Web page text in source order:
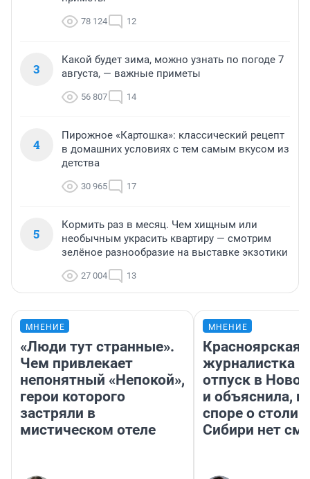
78 124 12
3
Какой будет зима, можно узнать по погоде 7
августа, — важные приметы
56 807 14
4
Пирожное «Картошка»: классический рецепт
в домашних условиях с тем самым вкусом из
детства
30 965 17
5
Кормить раз в месяц. Чем хищным или
необычным украсить квартиру — смотрим
зелёное разнообразие на выставке экзотики
27 004 13
МНЕНИЕ
«Люди тут странные».
Чем привлекает
непонятный «Непокой»,
герои которого
застряли в
мистическом отеле
МНЕНИЕ
Красноярская
журналистка
отпуск в
и объяснила,
споре о
Сибири нет